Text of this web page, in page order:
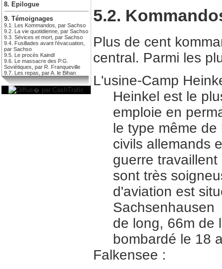
8. Epilogue
9. Témoignages
9.1. Les Kommandos, par Sachso
9.2. La vie quotidienne, par Sachso
9.3. Sévices et mort, par Sachso
9.4. Fusillades avant l’évacuation,
par Sachso
9.5. Le procès Kaindl
9.6. Le massacre des P.G.
Soviétiques, par R. Franqueville
9.7. Les repas, par A. le Bihan
5.2.
Plus de cent
central. Parmi les
L'usine-Camp
Heinkel est le
emploie en
le type même
civils allemands
guerre
sont très
d'aviation est
Sachsenhausen
de long, 66m de
bombardé le 18
Falkensee :